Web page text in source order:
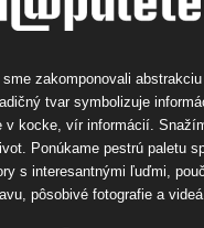
sme zakomponovali
tvar symbolizuje
v kocke, vír informácií.
Ponúkame pestrú paletu
s interesantnými ľuďmi,
pôsobivé fotografie a videá.